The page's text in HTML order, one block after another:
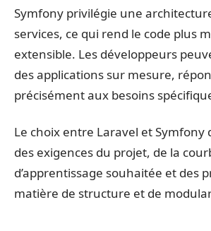
Symfony privilégie une
services, ce qui rend le code plus
extensible. Les développeurs
des applications sur mesure,
précisément aux besoins
Le choix entre Laravel et Symfony
des exigences du projet, de la
d’apprentissage souhaitée et des
matière de structure et de